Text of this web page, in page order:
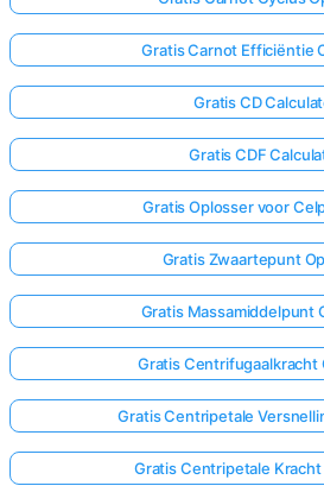
Gratis Carnot Efficiëntie
Gratis CD
Gratis CDF
Gratis Oplosser voor
Gratis Zwaartepunt
Gratis Massamiddelpunt
Gratis Centrifugaalkracht
Gratis Centripetale
Gratis Centripetale